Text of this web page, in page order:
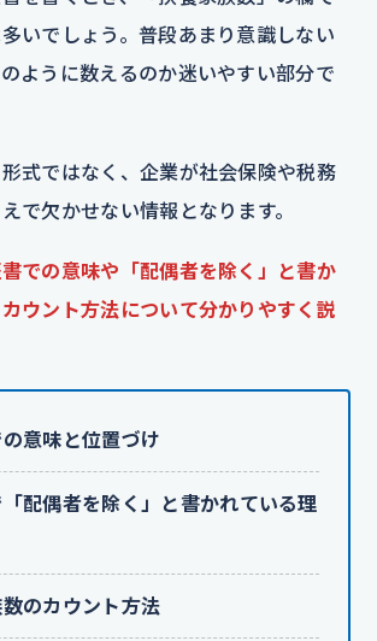
いでしょう。普段あまり意識しない
ように数えるのか迷いやすい部分で
式ではなく、企業が社会保険や税務
で欠かせない情報となります。
での意味や「配偶者を除く」と書か
ウント方法について分かりやすく説
意味と位置づけ
配偶者を除く」と書かれている理
のカウント方法